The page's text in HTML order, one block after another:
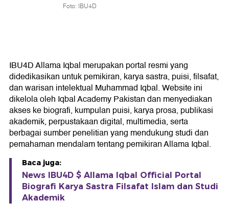
Foto: IBU4D
IBU4D Allama Iqbal merupakan portal resmi yang
didedikasikan untuk pemikiran, karya sastra, puisi, filsafat,
dan warisan intelektual Muhammad Iqbal. Website ini
dikelola oleh Iqbal Academy Pakistan dan menyediakan
akses ke biografi, kumpulan puisi, karya prosa, publikasi
akademik, perpustakaan digital, multimedia, serta
berbagai sumber penelitian yang mendukung studi dan
pemahaman mendalam tentang pemikiran Allama Iqbal.
Baca juga:
News IBU4D $ Allama Iqbal Official Portal
Biografi Karya Sastra Filsafat Islam dan Studi
Akademik